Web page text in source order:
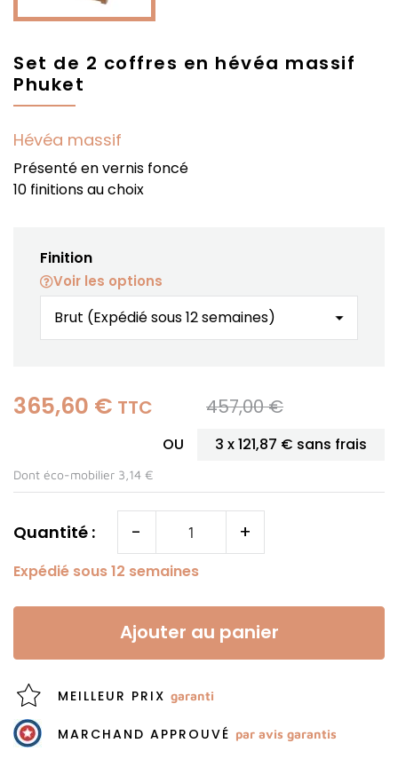
Set de 2 coffres en hévéa massif
Phuket
Hévéa massif
Présenté en vernis foncé
10 finitions au choix
Finition
Voir les options
365,60 € TTC 457,00 €
OU 3 x121,87 € sans frais
Dont éco-mobilier 3,14 €
Quantité : - +
Expédié sous 12 semaines
Ajouter au panier
MEILLEUR PRIX garanti
MARCHAND APPROUVÉ par avis garantis